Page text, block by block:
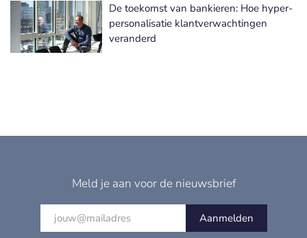
De toekomst van bankieren: Hoe hyper-
personalisatie klantverwachtingen
veranderd
Meld je aan voor de nieuwsbrief
Aanmelden